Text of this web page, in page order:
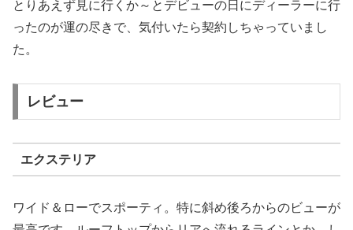
とりあえず見に行くか～とデビューの日にディーラーに行
ったのが運の尽きで、気付いたら契約しちゃっていまし
た。
レビュー
エクステリア
ワイド＆ローでスポーティ。特に斜め後ろからのビューが